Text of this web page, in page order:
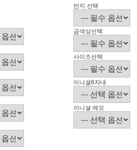
반지 선택
금색상선택
사이즈선택
이니셜6자내
이니셜 메모